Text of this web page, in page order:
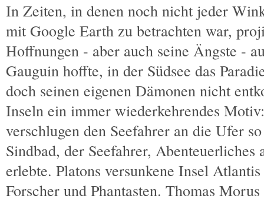
In Zeiten, in denen noch nicht jeder
mit Google Earth zu betrachten war,
Hoffnungen - aber auch seine Ängste -
Gauguin hoffte, in der Südsee das
doch seinen eigenen Dämonen nicht
Inseln ein immer wiederkehrendes
verschlugen den Seefahrer an die Ufer
Sindbad, der Seefahrer, Abenteuerliches
erlebte. Platons versunkene Insel
Forscher und Phantasten. Thomas